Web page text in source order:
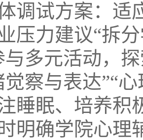
调试方案：适
压力建议“拆
与多元活动，
觉察与表达”“
睡眠、培养积
明确学院心理